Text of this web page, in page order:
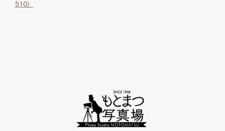
510）